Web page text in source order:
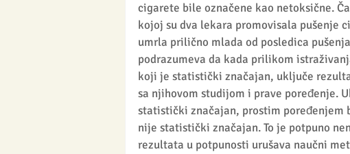
cigarete bile označene kao netoksične.
kojoj su dva lekara promovisala pušenje
umrla prilično mlada od posledica
podrazumeva da kada prilikom
koji je statistički značajan, uključe
sa njihovom studijom i prave poređenje.
statistički značajan, prostim
nije statistički značajan. To je potpuno
rezultata u potpunosti urušava naučni